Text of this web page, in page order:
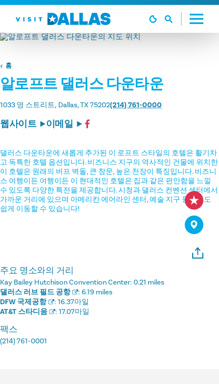
본문으로 건너뛰기
홈
알로프트 댈러스 다운타운
1033 영 스트리트 Dallas, TX 75202(214) 761-0000
웹사이트 이메일
댈러스 다운타운에 새롭게 추가된 이 로프트 스타일의 호텔은 활기차
고 독특한 호텔 옵션입니다. 비즈니스 지구의 역사적인 건물에 위치한
이 호텔은 원래의 버프 벽돌, 큰 창문, 높은 천장이 특징입니다. 비즈니
스 여행이든 여행이든 이 현대적인 호텔은 집과 같은 편안함을 느낄
수 있도록 다양한 특전을 제공합니다. 시청과 댈러스 컨벤션 센터에서
가까운 거리에 있으며 아메리칸 에어라인 센터, 예술 지구 등으로도
쉽게 이동할 수 있습니다!
주요 명소와의 거리
Kay Bailey Hutchison Convention Center: 0.21 miles
댈러스 러브 필드 공항
: 6.19 miles
DFW 국제공항
: 16.37마일
AT&T 스타디움
: 17.07마일
팩스
(214) 761-0001